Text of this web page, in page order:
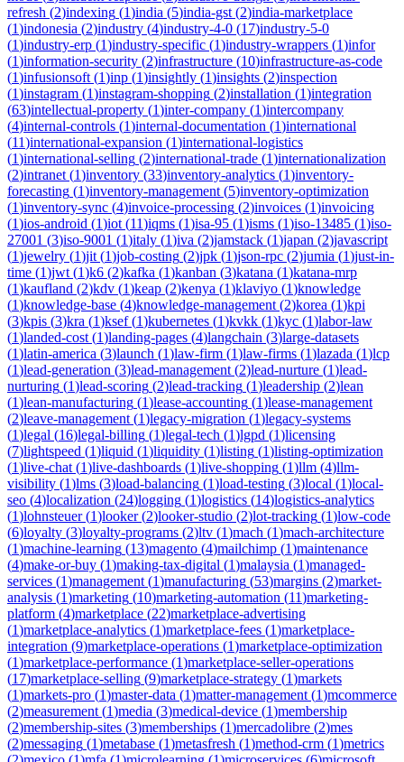
refresh (2)indexing (1)india (5)india-gst (2)india-marketplace
(1)indonesia (2)industry (4)industry-4-0 (17)industry-5-0
(1)industry-erp (1)industry-specific (1)industry-wrappers (1)infor
(1)information-security (2)infrastructure (10)infrastructure-as-code
(1)infusionsoft (1)inp (1)insightly (1)insights (2)inspection
(1)instagram (1)instagram-shopping (2)installation (1)integration
(63)intellectual-property (1)inter-company (1)intercompany
(4)internal-controls (1)internal-documentation (1)international
(11)international-expansion (1)international-logistics
(1)international-selling (2)international-trade (1)internationalization
(2)intranet (1)inventory (33)inventory-analytics (1)inventory-
forecasting (1)inventory-management (5)inventory-optimization
(1)inventory-sync (4)invoice-processing (2)invoices (1)invoicing
(1)ios-android (1)iot (11)iqms (1)isa-95 (1)isms (1)iso-13485 (1)iso-
27001 (3)iso-9001 (1)italy (1)iva (2)jamstack (1)japan (2)javascript
(1)jewelry (1)jit (1)job-costing (2)jpk (1)json-rpc (2)jumia (1)just-in-
time (1)jwt (1)k6 (2)kafka (1)kanban (3)katana (1)katana-mrp
(1)kaufland (2)kdv (1)keap (2)kenya (1)klaviyo (1)knowledge
(1)knowledge-base (4)knowledge-management (2)korea (1)kpi
(3)kpis (3)kra (1)ksef(1)kubernetes (1)kvkk (1)kyc (1)labor-law
(1)landed-cost (1)landing-pages (4)langchain (3)large-datasets
(1)latin-america (3)launch (1)law-firm (1)law-firms (1)lazada (1)lcp
(1)lead-generation (3)lead-management (2)lead-nurture (1)lead-
nurturing (1)lead-scoring (2)lead-tracking (1)leadership (2)lean
(1)lean-manufacturing (1)lease-accounting (1)lease-management
(2)leave-management (1)legacy-migration (1)legacy-systems
(1)legal (16)legal-billing (1)legal-tech (1)lgpd (1)licensing
(7)lightspeed (1)liquid (1)liquidity (1)listing (1)listing-optimization
(1)live-chat (1)live-dashboards (1)live-shopping (1)llm (4)llm-
visibility (1)lms (3)load-balancing (1)load-testing (3)local (1)local-
seo (4)localization (24)logging (1)logistics (14)logistics-analytics
(1)lohnsteuer(1)looker(2)looker-studio (2)lot-tracking (1)low-code
(6)loyalty (3)loyalty-programs (2)ltv (1)mach (1)mach-architecture
(1)machine-learning (13)magento (4)mailchimp (1)maintenance
(4)make-or-buy (1)making-tax-digital (1)malaysia (1)managed-
services (1)management (1)manufacturing (53)margins (2)market-
analysis (1)marketing (10)marketing-automation (11)marketing-
platform (4)marketplace (22)marketplace-advertising
(1)marketplace-analytics (1)marketplace-fees (1)marketplace-
integration (9)marketplace-operations (1)marketplace-optimization
(1)marketplace-performance (1)marketplace-seller-operations
(17)marketplace-selling (9)marketplace-strategy (1)markets
(1)markets-pro (1)master-data (1)matter-management (1)mcommerce
(2)measurement (1)media (3)medical-device (1)membership
(2)membership-sites (3)memberships (1)mercadolibre (2)mes
(2)messaging (1)metabase (1)metasfresh (1)method-crm (1)metrics